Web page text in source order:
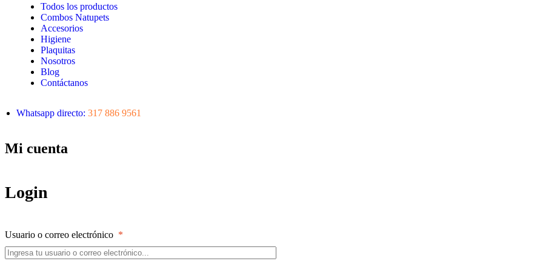
Todos los productos
Combos Natupets
Accesorios
Higiene
Plaquitas
Nosotros
Blog
Contáctanos
Whatsapp directo: 317 886 9561
Mi cuenta
Login
Usuario o correo electrónico *